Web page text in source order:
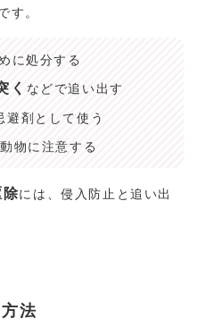
す。
に処分する
く などで追い出す
避剤として使う
物に注意する
除には、侵入防止と追い出
法